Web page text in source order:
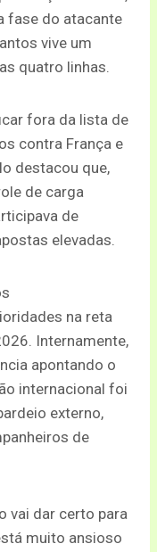
fase do atacante
vive um
quatro linhas.
fora da lista de
contra França e
destacou que,
de carga
de
elevadas.
na reta
Internamente,
apontando o
internacional foi
externo,
de
vai dar certo para
muito ansioso